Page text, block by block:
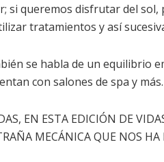
si queremos disfrutar del
tratamientos y así
se habla de un equilibrio
con salones de spa y más.
EN ESTA EDICIÓN DE
MECÁNICA QUE NOS